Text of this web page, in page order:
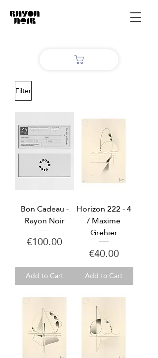
Filter
Bon Cadeau -
Rayon Noir
Price
€100.00
Add to Cart
Horizon 222 - 4
/ Maxime
Grehier
Price
€40.00
Add to Cart